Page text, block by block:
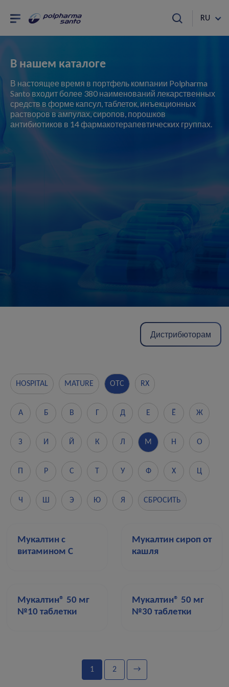
RU
В нашем каталоге
В настоящее время в портфель компании Polpharma
Santo входит более 380 наименований лекарственных
средств в форме капсул, таблеток, инъекционных
растворов в ампулах, сиропов, порошков
антибиотиков в 14 фармакотерапевтических группах.
Дистрибюторам
HOSPITAL MATURE OTC RX
А Б В Д Е Ё Ж
З И Й К Л М Н О
Р С У Ф Х Ц
Ч Ш Э Ю Я СБРОСИТЬ
Мукалтин с
витамином С
Мукалтин сироп от
кашля
Мукалтин® 50 мг
№10 таблетки
Мукалтин® 50 мг
№30 таблетки
1 2 →